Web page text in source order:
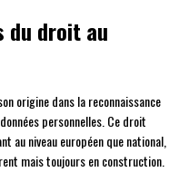
du droit au
origine dans la reconnaissance
personnelles. Ce droit
au niveau européen que national,
mais toujours en construction.